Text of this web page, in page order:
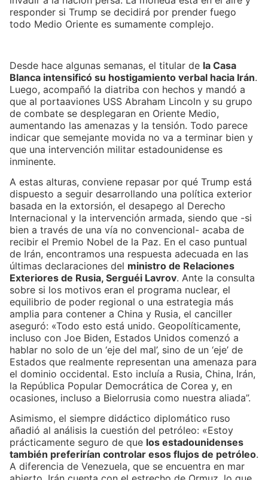
responder si Trump se decidirá por prender fuego
todo Medio Oriente es sumamente complejo.
Desde hace algunas semanas, el titular de la Casa
Blanca intensificó su hostigamiento verbal hacia Irán.
Luego, acompañó la diatriba con hechos y mandó a
que al portaaviones USS Abraham Lincoln y su grupo
de combate se desplegaran en Oriente Medio,
aumentando las amenazas y la tensión. Todo parece
indicar que semejante movida no va a terminar bien y
que una intervención militar estadounidense es
inminente.
A estas alturas, conviene repasar por qué Trump está
dispuesto a seguir desarrollando una política exterior
basada en la extorsión, el desapego al Derecho
Internacional y la intervención armada, siendo que -si
bien a través de una vía no convencional- acaba de
recibir el Premio Nobel de la Paz. En el caso puntual
de Irán, encontramos una respuesta adecuada en las
últimas declaraciones del ministro de Relaciones
Exteriores de Rusia, Serguéi Lavrov. Ante la consulta
sobre si los motivos eran el programa nuclear, el
equilibrio de poder regional o una estrategia más
amplia para contener a China y Rusia, el canciller
aseguró: «Todo esto está unido. Geopolíticamente,
incluso con Joe Biden, Estados Unidos comenzó a
hablar no solo de un ‘eje del mal’, sino de un ‘eje’ de
Estados que realmente representan una amenaza para
el dominio occidental. Esto incluía a Rusia, China, Irán,
la República Popular Democrática de Corea y, en
ocasiones, incluso a Bielorrusia como nuestra aliada”.
Asimismo, el siempre didáctico diplomático ruso
añadió al análisis la cuestión del petróleo: «Estoy
prácticamente seguro de que los estadounidenses
también preferirían controlar esos flujos de petróleo.
A diferencia de Venezuela, que se encuentra en mar